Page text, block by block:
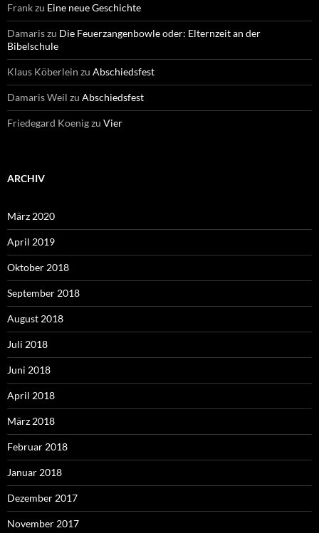
Frankzu Eine neue Geschichte
Damariszu Die Feuerzangenbowle oder: Elternzeit an der
Bibelschule
Klaus Köberlein zu Abschiedsfest
Damaris Weil zu Abschiedsfest
Friedegard Koenigzu Vier
ARCHIV
März 2020
April 2019
Oktober 2018
September 2018
August 2018
Juli 2018
Juni 2018
April 2018
März 2018
Februar 2018
Januar 2018
Dezember 2017
November 2017